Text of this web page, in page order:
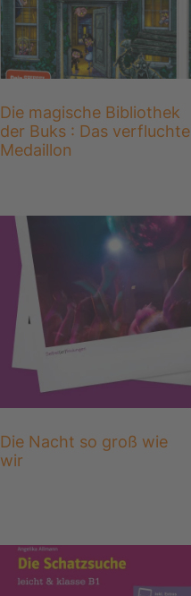
Die magische Bibliothek
der Buks : Das verfluchte
Medaillon
Die Nacht so groß wie
wir